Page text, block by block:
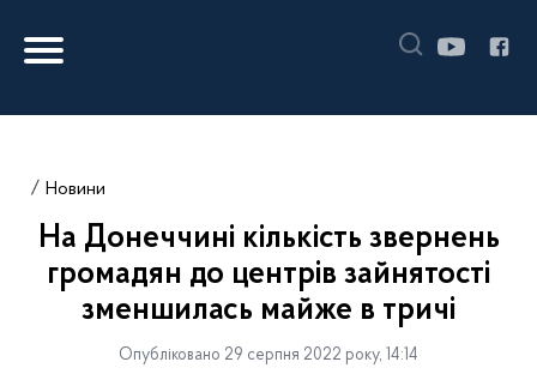
Новини
На Донеччині кількість звернень
громадян до центрів зайнятості
зменшилась майже в тричі
Опубліковано 29 серпня 2022 року, 14:14